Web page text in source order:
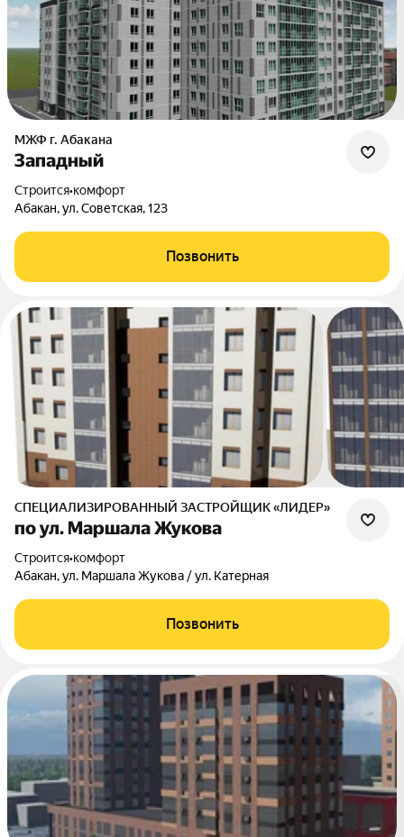
МЖФ г. Абакана
Западный
Строится•комфорт
Абакан, ул. Советская, 123
Позвонить
СПЕЦИАЛИЗИРОВАННЫЙ ЗАСТРОЙЩИК «ЛИДЕР»
по ул. Маршала Жукова
Строится•комфорт
Абакан, ул. Маршала Жукова / ул. Катерная
Позвонить